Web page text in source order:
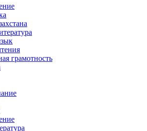
грамотность